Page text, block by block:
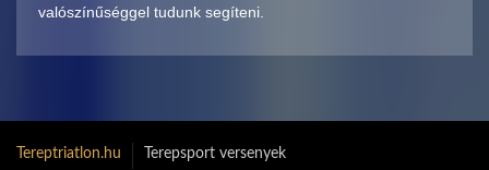
valószínűséggel tudunk segíteni.
Tereptriatlon.hu Terepsport versenyek